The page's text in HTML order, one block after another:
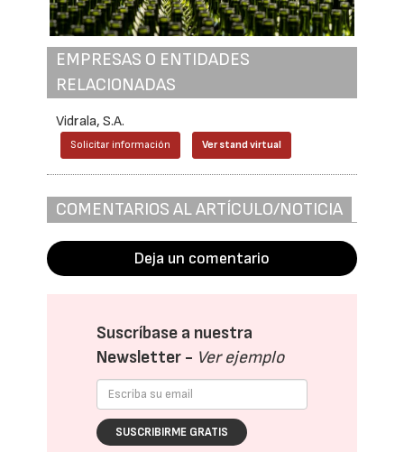
EMPRESAS O ENTIDADES
RELACIONADAS
Vidrala, S.A.
Solicitar información Ver stand virtual
COMENTARIOS AL ARTÍCULO/NOTICIA
Deja un comentario
Suscríbase a nuestra
Newsletter - Ver ejemplo
SUSCRIBIRME GRATIS